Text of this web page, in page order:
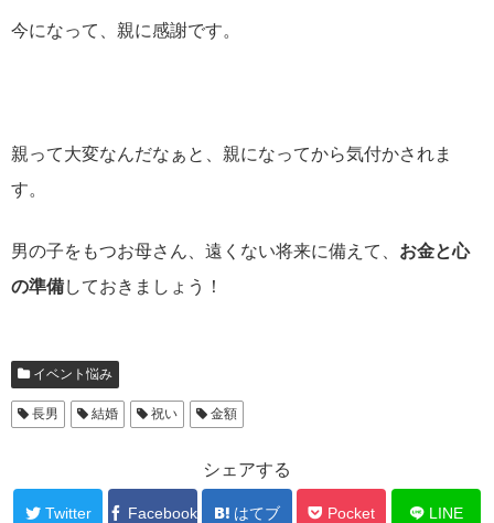
今になって、親に感謝です。
親って大変なんだなぁと、親になってから気付かされま
す。
男の子をもつお母さん、遠くない将来に備えて、 お金と心
の準備しておきましょう！
イベント悩み
長男 結婚 祝い 金額
シェアする
Twitter Facebook はてブ Pocket LINE